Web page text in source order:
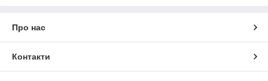
Про нас
Контакти